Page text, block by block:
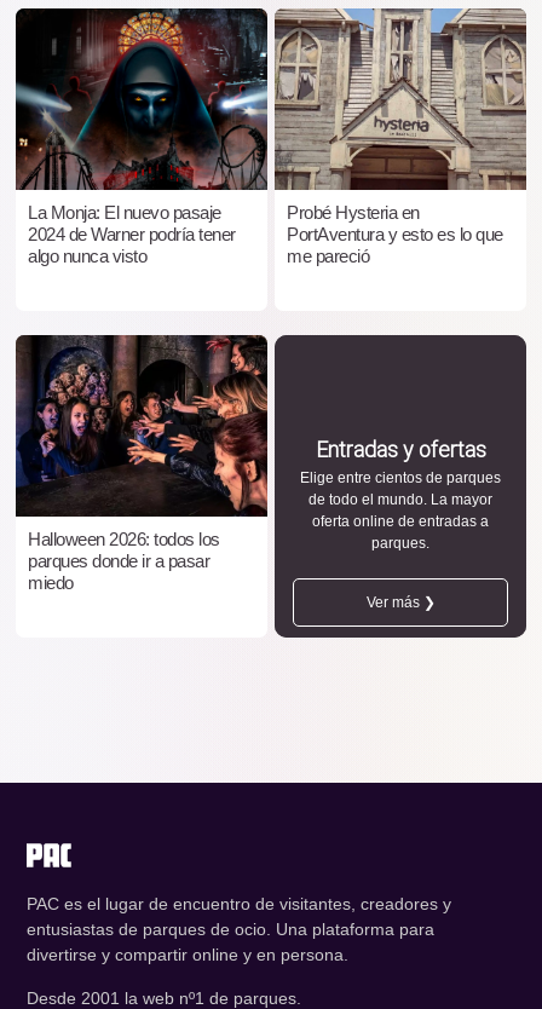
La Monja: El nuevo pasaje
2024 de Warner podría tener
algo nunca visto
Probé Hysteria en
PortAventura y esto es lo que
me pareció
Halloween 2026: todos los
parques donde ir a pasar
miedo
Entradas y ofertas
Elige entre cientos de parques
de todo el mundo. La mayor
oferta online de entradas a
parques.
Ver más ❯
PAC es el lugar de encuentro de visitantes, creadores y
entusiastas de parques de ocio. Una plataforma para
divertirse y compartir online y en persona.
Desde 2001 la web nº1 de parques.